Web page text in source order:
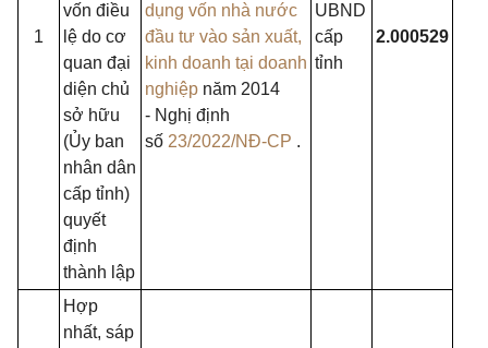
1
vốn điều
lệ do cơ
quan đại
diện chủ
sở hữu
(Ủy ban
nhân dân
cấp tỉnh)
quyết
định
thành lập
dụng vốn nhà nước
đầu tư vào sản xuất,
kinh doanh tại doanh
nghiệp năm 2014
- Nghị định
số 23/2022/NĐ-CP .
UBND
cấp
tỉnh
2.000529
Hợp
nhất, sáp